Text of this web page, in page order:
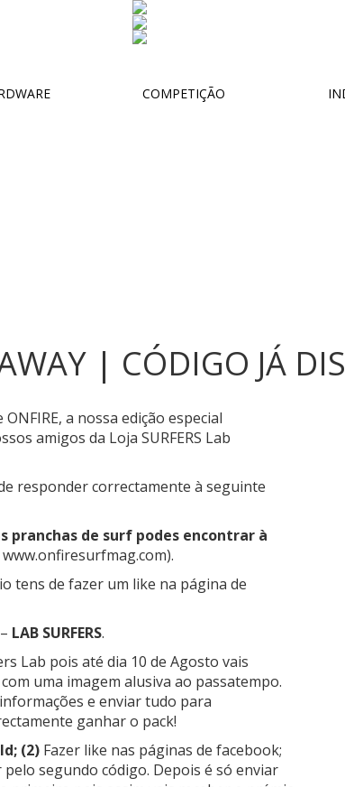
COMPETIÇÃO
| CÓDIGO JÁ
a nossa edição especial
amigos da Loja SURFERS Lab
responder correctamente à seguinte
pranchas de surf podes encontrar à
tens de fazer um like na página de
LAB SURFERS.
Lab pois até dia 10 de Agosto vais
uma imagem alusiva ao passatempo.
e enviar tudo para
ganhar o pack!
(2) Fazer like nas páginas de facebook;
segundo código. Depois é só enviar